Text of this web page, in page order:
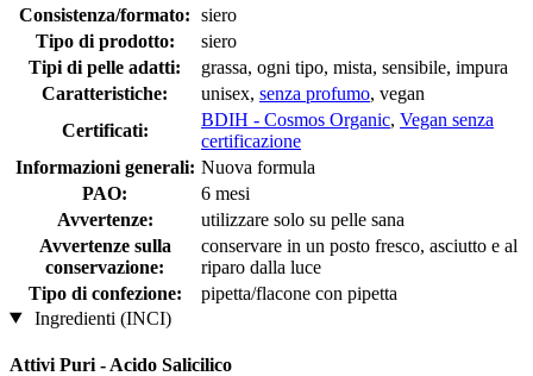
Consistenza/formato: siero
Tipo di prodotto:
siero
Tipi di pelle adatti:
grassa, ogni tipo, mista, sensibile, impura
Caratteristiche:
unisex, senza profumo, vegan
Certificati:
BDIH - Cosmos Organic, Vegan senza
certificazione
Informazioni generali: Nuova formula
PAO:
6 mesi
Avvertenze:
utilizzare solo su pelle sana
Avvertenze sulla
conservazione:
conservare in un posto fresco, asciutto e al
riparo dalla luce
Tipo di confezione:
pipetta/flacone con pipetta
Ingredienti (INCI)
Attivi Puri - Acido Salicilico